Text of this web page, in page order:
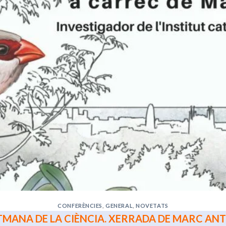
CONFERÈNCIES ,GENERAL ,NOVETATS
DE LA CIÈNCIA. XERRADA DE MARC